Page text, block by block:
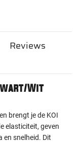
Wit
brengt je de KOI
elasticiteit, geven
en snelheid. Dit
Reviews